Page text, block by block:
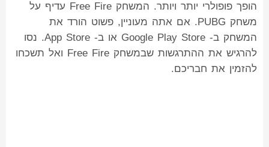
הופך פופולרי יותר ויותר. המשחק Free Fire עדיף על
משחק PUBG. אם אתה מעוניין, פשוט הורד את
המשחק ב- Google Play Store או ב- App Store. נסו
להרגיש את ההתרגשות שבמשחק Free Fire ואל תשכחו
להזמין את חבריכם.